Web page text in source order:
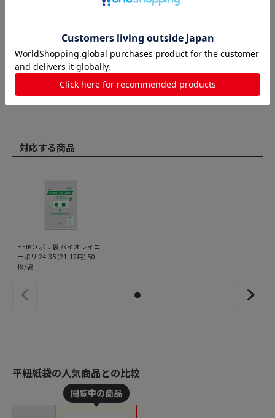
対応する商品
HEIKO ポリ袋 バイオレイニ
ーポリ 24-35 (21-12用) 50
枚/袋
平紐紙袋の人気商品との比較